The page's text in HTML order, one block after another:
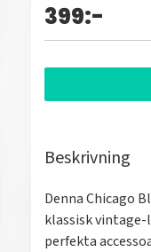
399:-
Beskrivning
Denna Chicago
klassisk
perfekta